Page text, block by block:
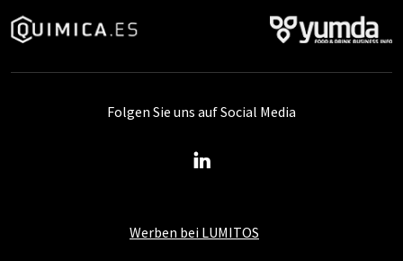
Werben bei LUMITOS
Folgen Sie uns auf Social Media